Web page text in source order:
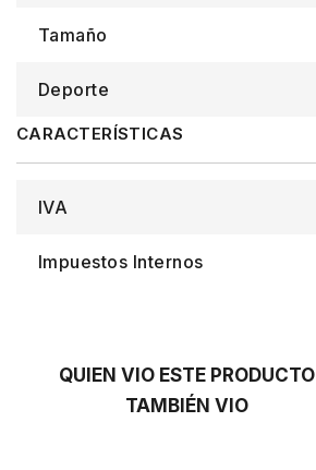
Tamaño
Deporte
IVA
Impuestos Internos
QUIEN VIO ESTE PRODUCTO
TAMBIÉN VIO